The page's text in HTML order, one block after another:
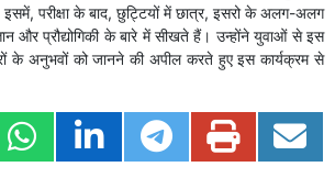
परीक्षा के बाद, छुट्टियों में छात्र, इसरो के अलग-अलग
और प्रौद्योगिकी के बारे में सीखते हैं। उन्होंने युवाओं से इस
के अनुभवों को जानने की अपील करते हुए इस कार्यक्रम से